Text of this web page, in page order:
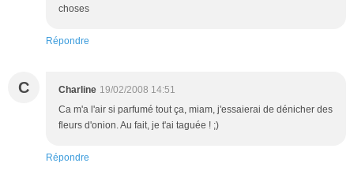
choses
Répondre
C Charline 19/02/2008 14:51
Ca m'a l'air si parfumé tout ça, miam, j'essaierai de dénicher des
fleurs d'onion. Au fait, je t'ai taguée ! ;)
Répondre